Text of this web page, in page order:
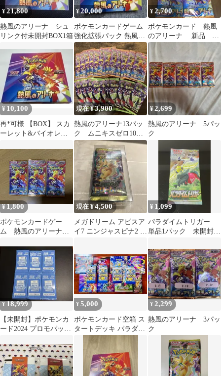
¥21,800
熱風のアリーナ シュ
リンク付未開封BOX1箱
¥20,000
ポケモンカードゲーム
強化拡張パック 熱風の
アリーナ 1BOX
¥2,700
ポケモンカード 熱風
のアリーナ 新品 未
開封品5パック
¥ 10,100
再*可様 【BOX】 スカ
ーレット&バイオレッ
現在 ¥3,900
熱風のアリーナ13パッ
ク ムニキスゼロ10パ
ック
¥2,699
熱風のアリーナ 5パッ
ク
¥1,800
ポケモンカードゲー
ム 熱風のアリーナ
現在 ¥4,500
メガドリーム アビスア
イ7 ニンジャスピナ2 熱
¥ 1,099
パラダイムトリガー
単品1パック 未開封パ
モンカード ポケカ
¥18,999
【未開封】ポケモンカ
ード2024 プロモパッ
プロモ
¥5,000
ポケモンカード空箱 ス
タートデッキ パラダイ
ムトリガー 超電 ロ
ケット団 メガ
¥ 2,299
熱風のアリーナ 3パッ
ク